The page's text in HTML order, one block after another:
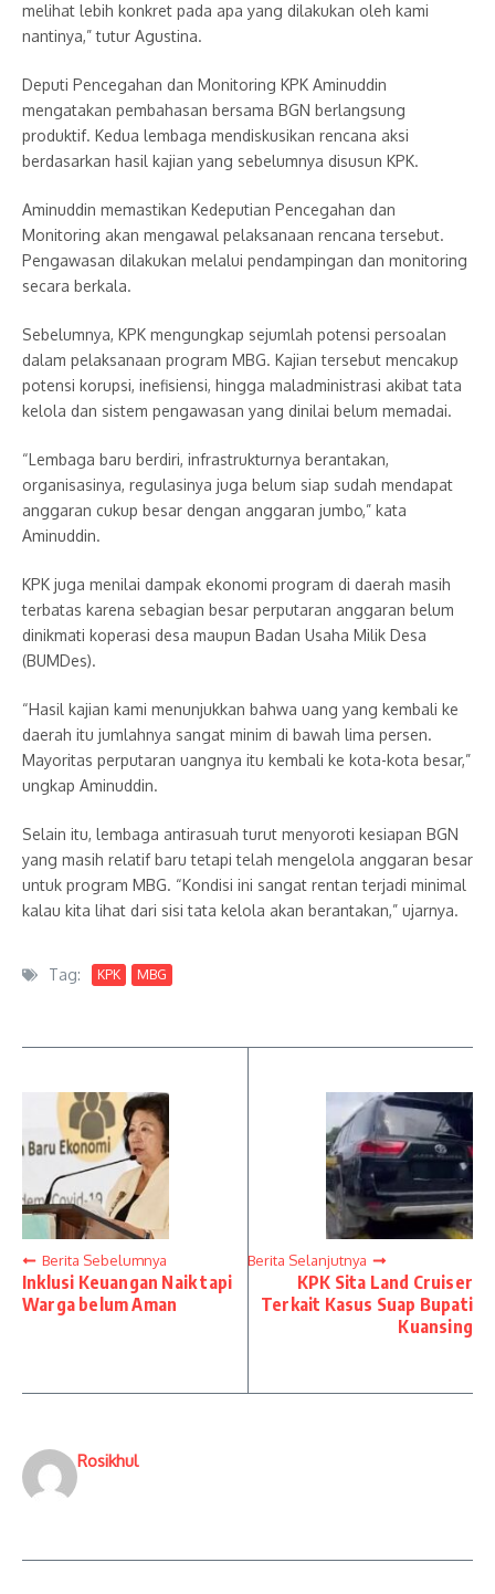
melihat lebih konkret pada apa yang dilakukan oleh kami
nantinya,” tutur Agustina.
Deputi Pencegahan dan Monitoring KPK Aminuddin
mengatakan pembahasan bersama BGN berlangsung
produktif. Kedua lembaga mendiskusikan rencana aksi
berdasarkan hasil kajian yang sebelumnya disusun KPK.
Aminuddin memastikan Kedeputian Pencegahan dan
Monitoring akan mengawal pelaksanaan rencana tersebut.
Pengawasan dilakukan melalui pendampingan dan monitoring
secara berkala.
Sebelumnya, KPK mengungkap sejumlah potensi persoalan
dalam pelaksanaan program MBG. Kajian tersebut mencakup
potensi korupsi, inefisiensi, hingga maladministrasi akibat tata
kelola dan sistem pengawasan yang dinilai belum memadai.
“Lembaga baru berdiri, infrastrukturnya berantakan,
organisasinya, regulasinya juga belum siap sudah mendapat
anggaran cukup besar dengan anggaran jumbo,” kata
Aminuddin.
KPK juga menilai dampak ekonomi program di daerah masih
terbatas karena sebagian besar perputaran anggaran belum
dinikmati koperasi desa maupun Badan Usaha Milik Desa
(BUMDes).
“Hasil kajian kami menunjukkan bahwa uang yang kembali ke
daerah itu jumlahnya sangat minim di bawah lima persen.
Mayoritas perputaran uangnya itu kembali ke kota-kota besar,”
ungkap Aminuddin.
Selain itu, lembaga antirasuah turut menyoroti kesiapan BGN
yang masih relatif baru tetapi telah mengelola anggaran besar
untuk program MBG. “Kondisi ini sangat rentan terjadi minimal
kalau kita lihat dari sisi tata kelola akan berantakan,” ujarnya.
Tag: KPK MBG
Berita Sebelumnya
Inklusi Keuangan Naik tapi
Warga belum Aman
Berita Selanjutnya
KPK Sita Land Cruiser
Terkait Kasus Suap Bupati
Kuansing
Rosikhul